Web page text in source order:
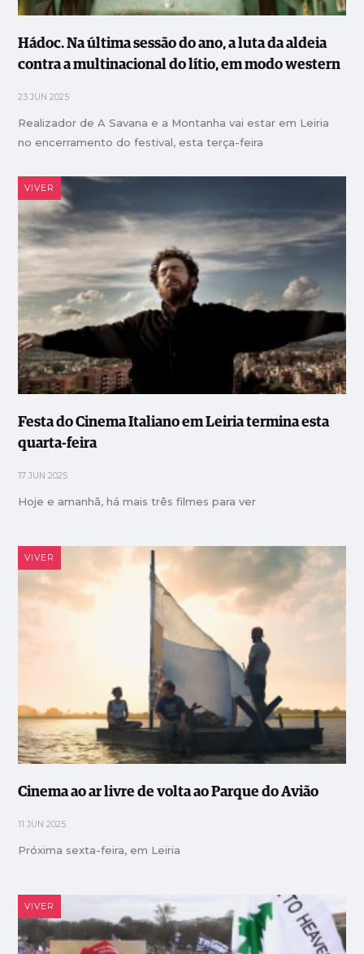
Hádoc. Na última sessão do ano, a luta da aldeia
contra a multinacional do lítio, em modo western
23 JUN 2025
Realizador de A Savana e a Montanha vai estar em Leiria
no encerramento do festival, esta terça-feira
VIVER
Festa do Cinema Italiano em Leiria termina esta
quarta-feira
17 JUN 2025
Hoje e amanhã, há mais três filmes para ver
VIVER
Cinema ao ar livre de volta ao Parque do Avião
11 JUN 2025
Próxima sexta-feira, em Leiria
VIVER